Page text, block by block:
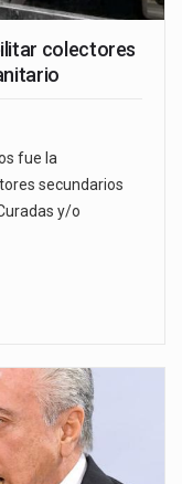
colectores
fue la
secundarios
y/o